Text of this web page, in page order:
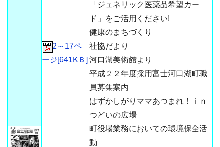
2～17ペ
ージ[641KＢ]
「ジェネリック医薬品希望カー
ド」をご活用ください!
健康のまちづくり
社協だより
河口湖美術館より
平成２２年度採用富士河口湖町職
員募集案内
はずかしがりママあつまれ！ｉｎ
つどいの広場
町役場業務においての環境保全活
動